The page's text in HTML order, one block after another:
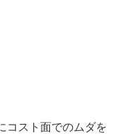
コスト面でのムダを